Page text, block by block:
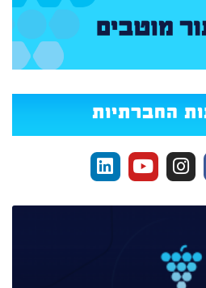
החברתיות